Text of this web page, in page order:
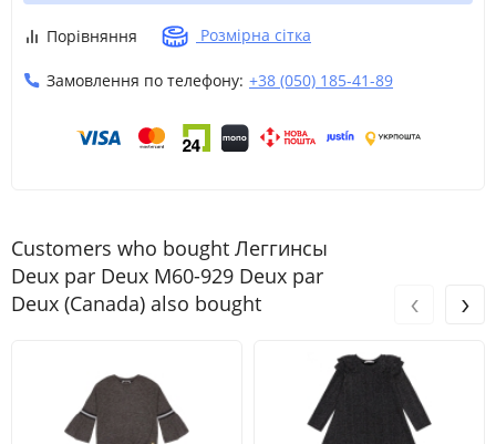
Порівняння Розмірна сітка
Замовлення по телефону: +38 (050) 185-41-89
Customers who bought Леггинсы
Deux par Deux M60-929 Deux par
Deux (Canada) also bought
‹ ›